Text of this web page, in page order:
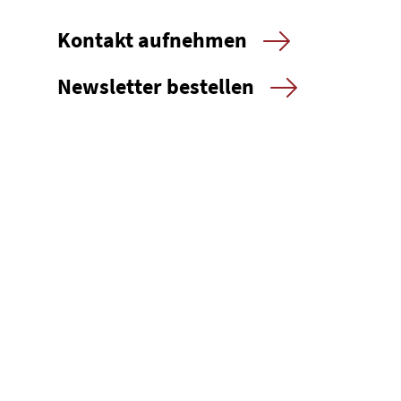
Kontakt aufnehmen
Newsletter bestellen